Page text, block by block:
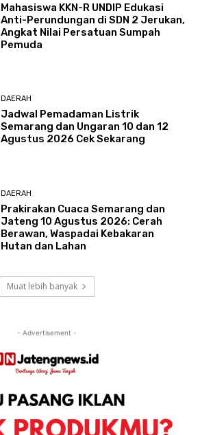
Mahasiswa KKN-R UNDIP Edukasi
Anti-Perundungan di SDN 2 Jerukan,
Angkat Nilai Persatuan Sumpah
Pemuda
DAERAH
Jadwal Pemadaman Listrik
Semarang dan Ungaran 10 dan 12
Agustus 2026 Cek Sekarang
DAERAH
Prakirakan Cuaca Semarang dan
Jateng 10 Agustus 2026: Cerah
Berawan, Waspadai Kebakaran
Hutan dan Lahan
Muat lebih banyak
- Advertisement -